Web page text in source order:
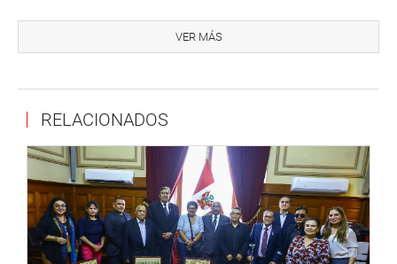
excluye del presunto delito de cohecho activo específico.
exmagistrados del CNM – que se encuentran presentes con sus
abogados- está a cargo del congresista Oracio Pacori, delegado de las
Pacori dijo que de 14 hechos investigados, 13 de ellos fueron
acreditados como infracción constitucional y los presuntos delitos de
patrocinio ilegal, cohecho pasivo específico, negociación incompatible,
tráfico de influencias y delito contra la tranquilidad pública en la
modalidad de organización criminal.
VER MÁS
RELACIONADOS